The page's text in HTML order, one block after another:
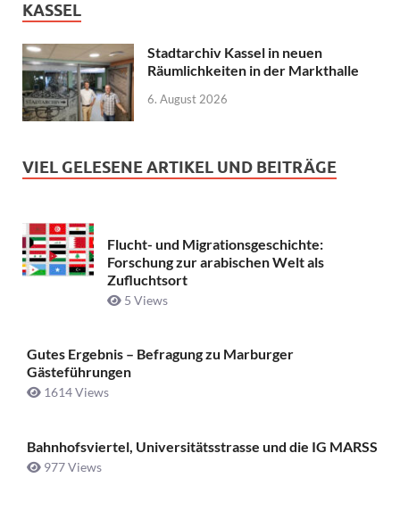
KASSEL
Stadtarchiv Kassel in neuen
Räumlichkeiten in der Markthalle
6. August 2026
VIEL GELESENE ARTIKEL UND BEITRÄGE
Flucht- und Migrationsgeschichte:
Forschung zur arabischen Welt als
Zufluchtsort
5 Views
Gutes Ergebnis – Befragung zu Marburger
Gästeführungen
1614 Views
Bahnhofsviertel, Universitätsstrasse und die IG MARSS
977 Views